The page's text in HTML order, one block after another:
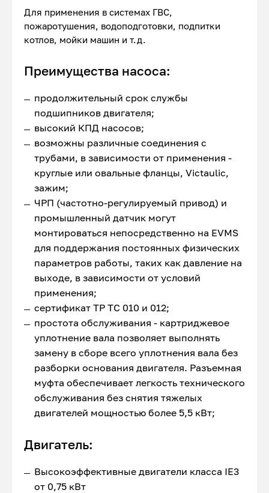
Для применения в системах ГВС,
пожаротушения, водоподготовки, подпитки
котлов, мойки машин и т.д.
Преимущества насоса:
продолжительный срок службы
подшипников двигателя;
высокий КПД насосов;
возможны различные соединения с
трубами, в зависимости от применения -
круглые или овальные фланцы, Victaulic,
зажим;
ЧРП (частотно-регулируемый привод) и
промышленный датчик могут
монтироваться непосредственно на EVMS
для поддержания постоянных физических
параметров работы, таких как давление на
выходе, в зависимости от условий
применения;
сертификат ТР ТС 010 и 012;
простота обслуживания - картриджевое
уплотнение вала позволяет выполнять
замену в сборе всего уплотнения вала без
разборки основания двигателя. Разъемная
муфта обеспечивает легкость технического
обслуживания без снятия тяжелых
двигателей мощностью более 5,5 кВт;
Двигатель:
Высокоэффективные двигатели класса IE3
от 0,75 кВт